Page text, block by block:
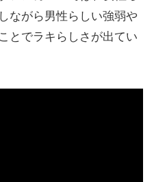
ながら男性らしい強弱や
とでラキらしさが出てい